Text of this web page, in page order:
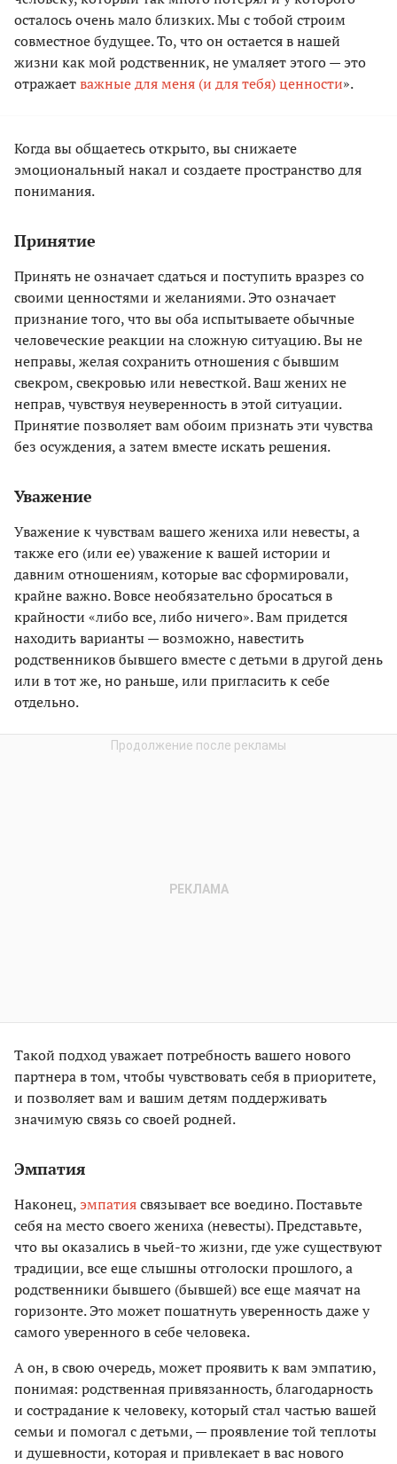
осталось очень мало близких. Мы с тобой строим
совместное будущее. То, что он остается в нашей
жизни как мой родственник, не умаляет этого — это
отражаетважные для меня (и для тебя) ценности».
Когда вы общаетесь открыто, вы снижаете
эмоциональный накал и создаете пространство для
понимания.
Принятие
Принять не означает сдаться и поступить вразрез со
своими ценностями и желаниями. Это означает
признание того, что вы оба испытываете обычные
человеческие реакции на сложную ситуацию. Вы не
неправы, желая сохранить отношения с бывшим
свекром, свекровью или невесткой. Ваш жених не
неправ, чувствуя неуверенность в этой ситуации.
Принятие позволяет вам обоим признать эти чувства
без осуждения, а затем вместе искать решения.
Уважение
Уважение к чувствам вашего жениха или невесты, а
также его (или ее) уважение к вашей истории и
давним отношениям, которые вас сформировали,
крайне важно. Вовсе необязательно бросаться в
крайности «либо все, либо ничего». Вам придется
находить варианты — возможно, навестить
родственников бывшего вместе с детьми в другой день
или в тот же, но раньше, или пригласить к себе
отдельно.
Такой подход уважает потребность вашего нового
партнера в том, чтобы чувствовать себя в приоритете,
и позволяет вам и вашим детям поддерживать
значимую связь со своей родней.
Эмпатия
Наконец,эмпатиясвязывает все воедино. Поставьте
себя на место своего жениха (невесты). Представьте,
что вы оказались в чьей-то жизни, где уже существуют
традиции, все еще слышны отголоски прошлого, а
родственники бывшего (бывшей) все еще маячат на
горизонте. Это может пошатнуть уверенность даже у
самого уверенного в себе человека.
А он, в свою очередь, может проявить к вам эмпатию,
понимая: родственная привязанность, благодарность
и сострадание к человеку, который стал частью вашей
семьи и помогал с детьми, — проявление той теплоты
и душевности, которая и привлекает в вас нового